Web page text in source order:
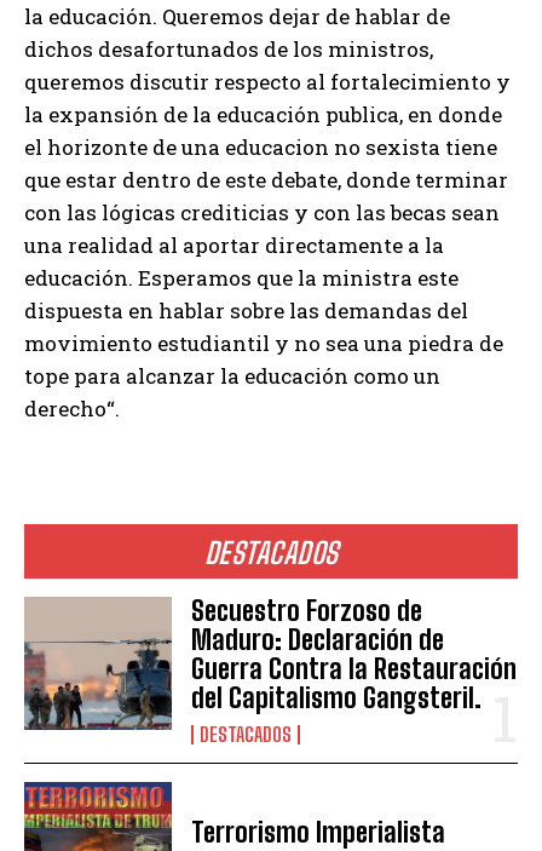
DESTACADOS
Secuestro Forzoso de
Maduro: Declaración de
Guerra Contra la Restauración
del Capitalismo Gangsteril.
DESTACADOS
Terrorismo Imperialista
la educación. Queremos dejar de hablar de
dichos desafortunados de los ministros,
queremos discutir respecto al fortalecimiento y
la expansión de la educación publica, en donde
el horizonte de una educacion no sexista tiene
que estar dentro de este debate, donde terminar
con las lógicas crediticias y con las becas sean
una realidad al aportar directamente a la
educación. Esperamos que la ministra este
dispuesta en hablar sobre las demandas del
movimiento estudiantil y no sea una piedra de
tope para alcanzar la educación como un
derecho“.